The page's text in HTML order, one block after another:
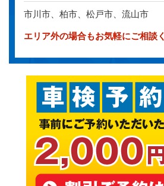
市川市、柏市、松戸市、流山市
エリア外の場合もお気軽にご相談